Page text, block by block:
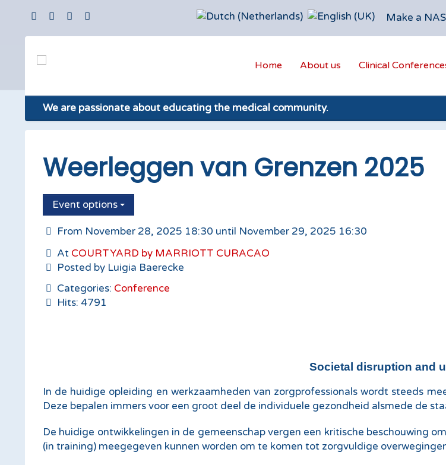
Make a
Home About us Clinical
We are passionate about educating the medical community.
Weerleggen van Grenzen 2025
Event options
From November 28, 2025 18:30 until November 29, 2025 16:30
At COURTYARD by MARRIOTT CURACAO
Posted by Luigia Baerecke
Categories: Conference
Hits: 4791
Societal disruption and
In de huidige opleiding en werkzaamheden van zorgprofessionals wordt steeds
Deze bepalen immers voor een groot deel de individuele gezondheid alsmede de
De huidige ontwikkelingen in de gemeenschap vergen een kritische beschouwing
(in training) meegegeven kunnen worden om te komen tot zorgvuldige